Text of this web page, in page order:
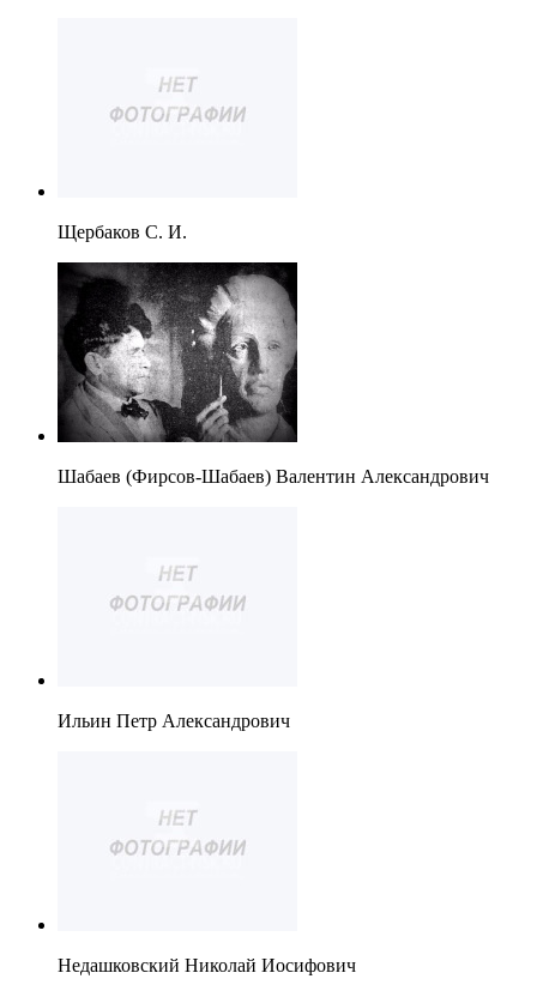
Щербаков С. И.
Шабаев (Фирсов-Шабаев) Валентин Александрович
Ильин Петр Александрович
Недашковский Николай Иосифович